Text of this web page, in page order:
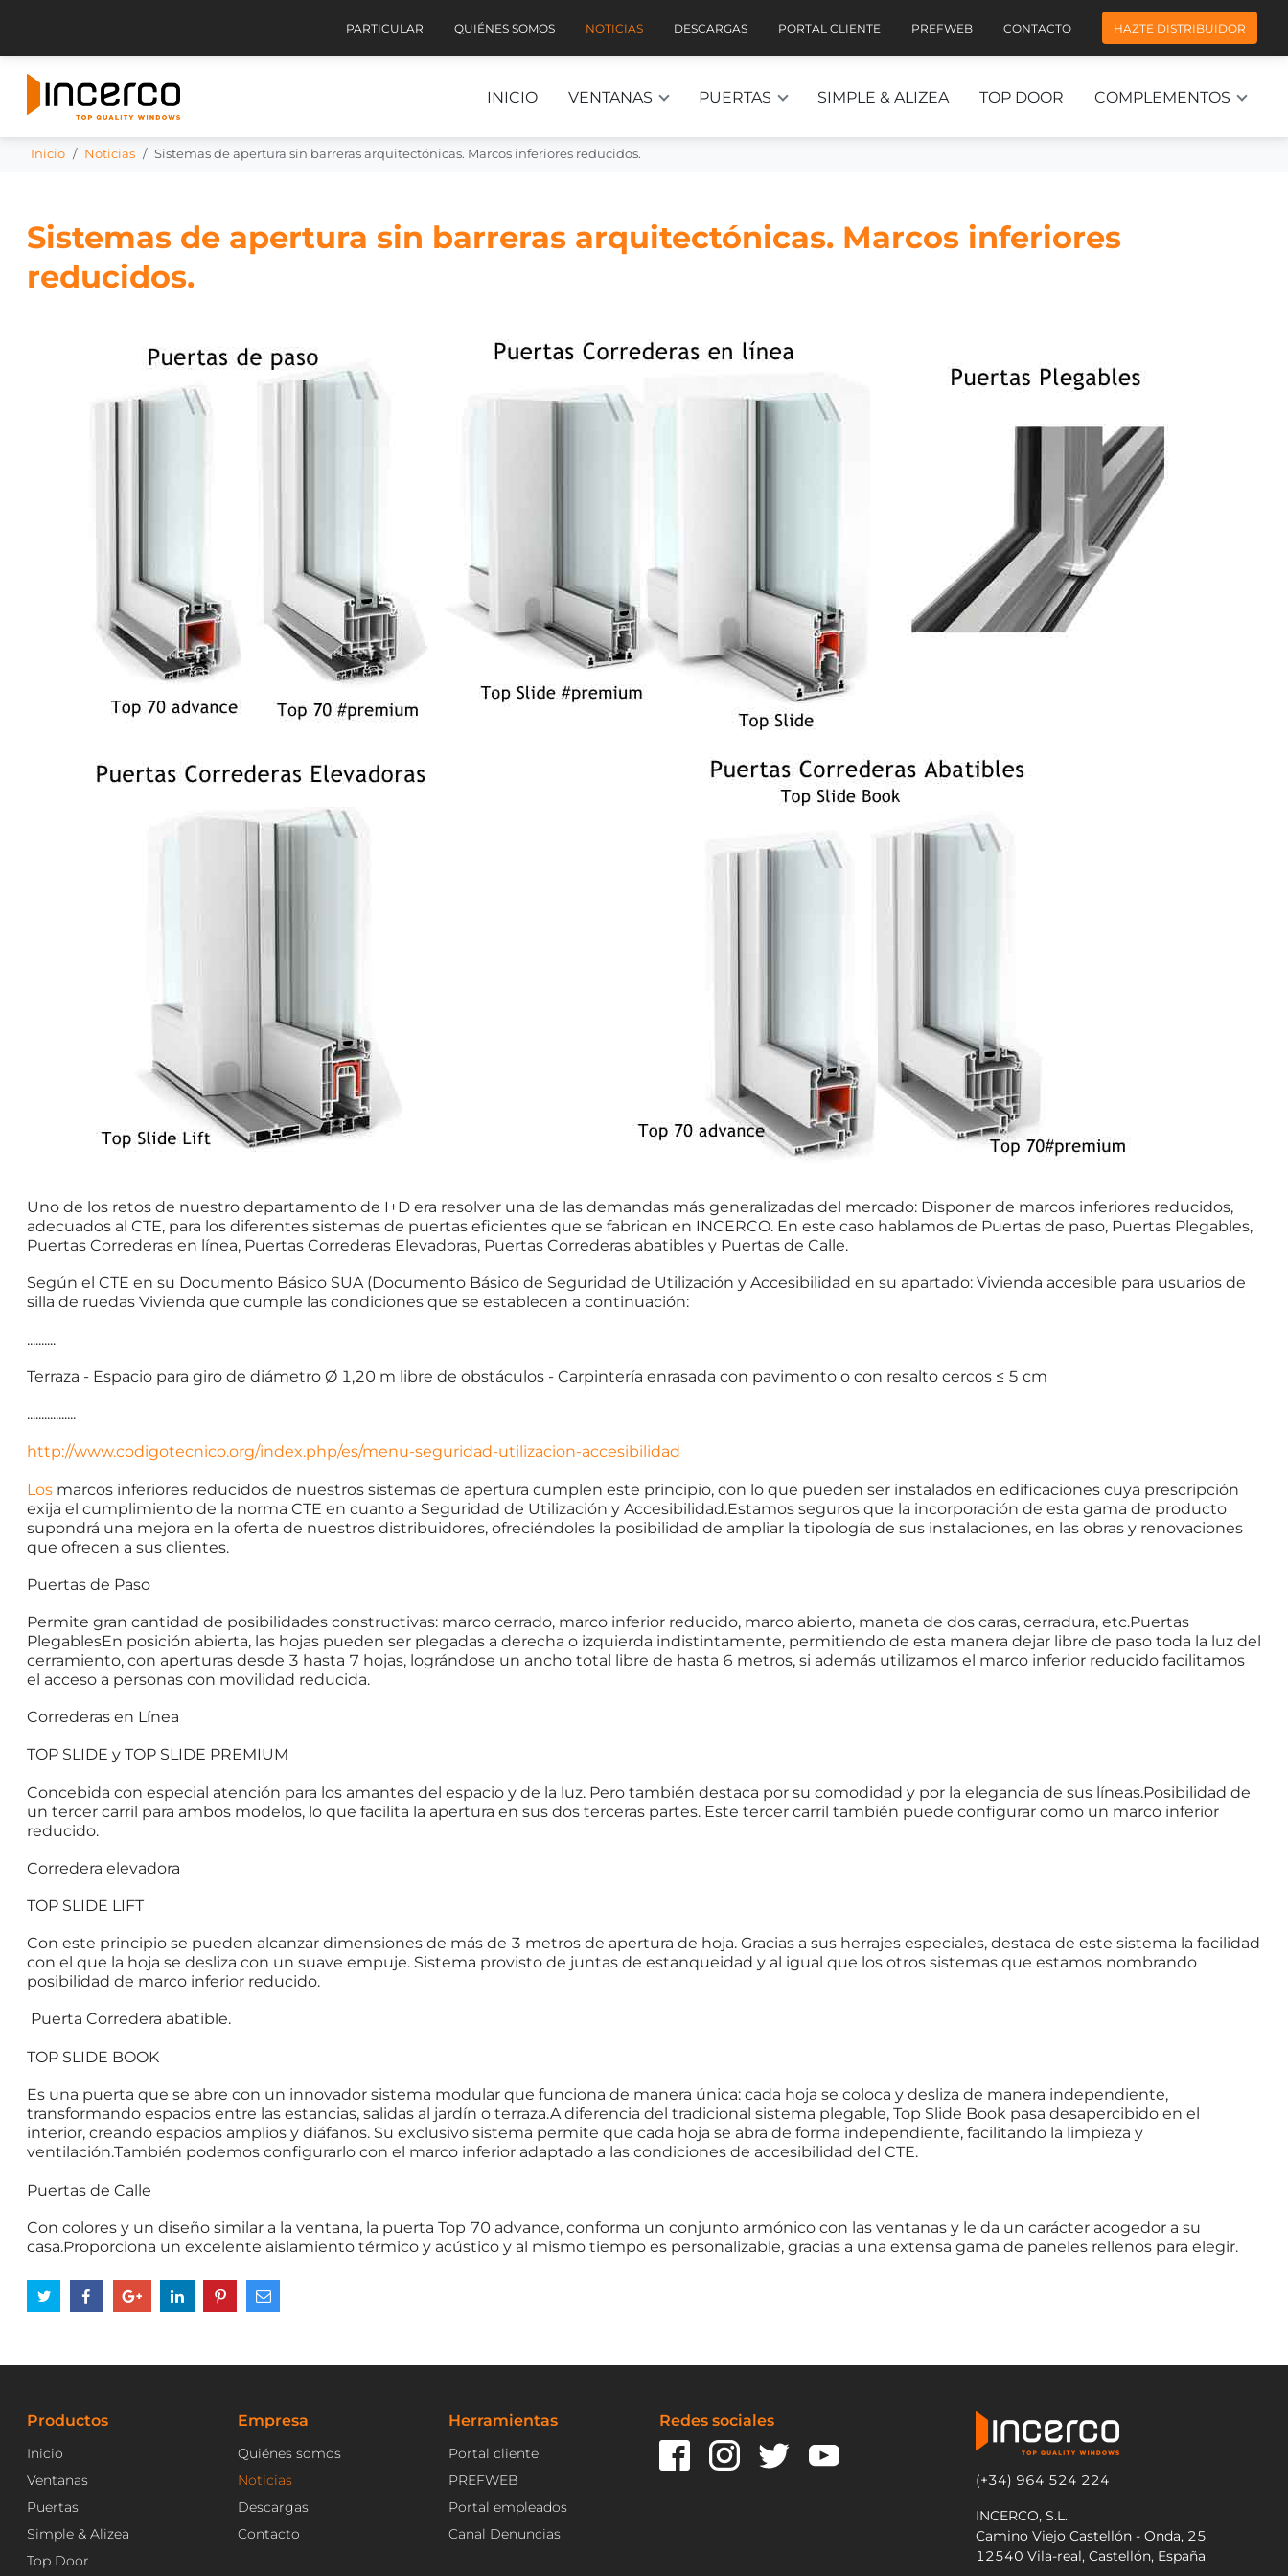
PARTICULAR QUIÉNES SOMOS NOTICIAS DESCARGAS PORTAL CLIENTE PREFWEB CONTACTO HAZTE DISTRIBUIDOR
INICIO VENTANAS PUERTAS SIMPLE & ALIZEA TOP DOOR COMPLEMENTOS
Inicio Noticias Sistemas de apertura sin barreras arquitectónicas. Marcos inferiores reducidos.
Sistemas de apertura sin barreras arquitectónicas. Marcos inferiores
reducidos.
Uno de los retos de nuestro departamento de I+D era resolver una de las demandas más generalizadas del mercado: Disponer de marcos inferiores reducidos,
adecuados al CTE, para los diferentes sistemas de puertas eficientes que se fabrican en INCERCO. En este caso hablamos de Puertas de paso, Puertas Plegables,
Puertas Correderas en línea, Puertas Correderas Elevadoras, Puertas Correderas abatibles y Puertas de Calle.
Según el CTE en su Documento Básico SUA (Documento Básico de Seguridad de Utilización y Accesibilidad en su apartado: Vivienda accesible para usuarios de
silla de ruedas Vivienda que cumple las condiciones que se establecen a continuación:
..........
Terraza - Espacio para giro de diámetro Ø 1,20 m libre de obstáculos - Carpintería enrasada con pavimento o con resalto cercos ≤ 5 cm
.................
http://www.codigotecnico.org/index.php/es/menu-seguridad-utilizacion-accesibilidad
Los marcos inferiores reducidos de nuestros sistemas de apertura cumplen este principio, con lo que pueden ser instalados en edificaciones cuya prescripción
exija el cumplimiento de la norma CTE en cuanto a Seguridad de Utilización y Accesibilidad.Estamos seguros que la incorporación de esta gama de producto
supondrá una mejora en la oferta de nuestros distribuidores, ofreciéndoles la posibilidad de ampliar la tipología de sus instalaciones, en las obras y renovaciones
que ofrecen a sus clientes.
Puertas de Paso
Permite gran cantidad de posibilidades constructivas: marco cerrado, marco inferior reducido, marco abierto, maneta de dos caras, cerradura, etc.Puertas
PlegablesEn posición abierta, las hojas pueden ser plegadas a derecha o izquierda indistintamente, permitiendo de esta manera dejar libre de paso toda la luz del
cerramiento, con aperturas desde 3 hasta 7 hojas, lográndose un ancho total libre de hasta 6 metros, si además utilizamos el marco inferior reducido facilitamos
el acceso a personas con movilidad reducida.
Correderas en Línea
TOP SLIDE y TOP SLIDE PREMIUM
Concebida con especial atención para los amantes del espacio y de la luz. Pero también destaca por su comodidad y por la elegancia de sus líneas.Posibilidad de
un tercer carril para ambos modelos, lo que facilita la apertura en sus dos terceras partes. Este tercer carril también puede configurar como un marco inferior
reducido.
Corredera elevadora
TOP SLIDE LIFT
Con este principio se pueden alcanzar dimensiones de más de 3 metros de apertura de hoja. Gracias a sus herrajes especiales, destaca de este sistema la facilidad
con el que la hoja se desliza con un suave empuje. Sistema provisto de juntas de estanqueidad y al igual que los otros sistemas que estamos nombrando
posibilidad de marco inferior reducido.
Puerta Corredera abatible.
TOP SLIDE BOOK
Es una puerta que se abre con un innovador sistema modular que funciona de manera única: cada hoja se coloca y desliza de manera independiente,
transformando espacios entre las estancias, salidas al jardín o terraza.A diferencia del tradicional sistema plegable, Top Slide Book pasa desapercibido en el
interior, creando espacios amplios y diáfanos. Su exclusivo sistema permite que cada hoja se abra de forma independiente, facilitando la limpieza y
ventilación.También podemos configurarlo con el marco inferior adaptado a las condiciones de accesibilidad del CTE.
Puertas de Calle
Con colores y un diseño similar a la ventana, la puerta Top 70 advance, conforma un conjunto armónico con las ventanas y le da un carácter acogedor a su
casa.Proporciona un excelente aislamiento térmico y acústico y al mismo tiempo es personalizable, gracias a una extensa gama de paneles rellenos para elegir.
Productos
Inicio
Ventanas
Puertas
Simple & Alizea
Top Door
Empresa
Quiénes somos
Noticias
Descargas
Contacto
Herramientas
Portal cliente
PREFWEB
Portal empleados
Canal Denuncias
Redes sociales
(+34) 964 524 224
INCERCO, S.L.
Camino Viejo Castellón - Onda, 25
12540 Vila-real, Castellón, España